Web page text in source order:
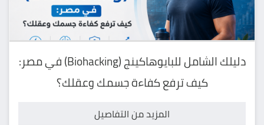
دليلك الشامل للبايوهاكينج (Biohacking) في مصر:
كيف ترفع كفاءة جسمك وعقلك؟
المزيد من التفاصيل